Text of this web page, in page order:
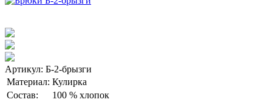
Артикул: Б-2-брызги
Материал: Кулирка
Состав:
100 % хлопок